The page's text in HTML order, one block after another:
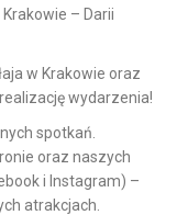
Krakowie – Darii
w Krakowie oraz
wydarzenia!
spotkań.
oraz naszych
i Instagram) –
atrakcjach.